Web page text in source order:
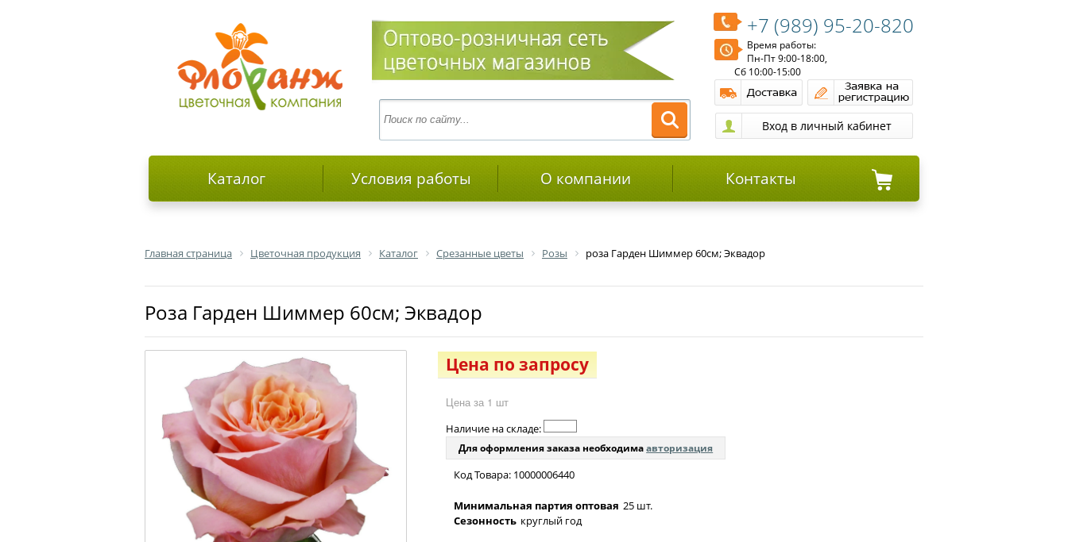
+7 (989) 95-20-820
Время работы:
Пн-Пт 9:00-18:00,
Сб 10:00-15:00
Каталог Условия работы О компании Контакты
Главная страница Цветочная продукция Каталог Срезанные цветы Розы роза Гарден Шиммер 60см; Эквадор
роза Гарден Шиммер 60см; Эквадор
Цена по запросу
Цена за 1 шт
Наличие на складе:
Для оформления заказа необходимаавторизация
Код Товара: 10000006440
Минимальная партия оптовая 25 шт.
Сезонность круглый год